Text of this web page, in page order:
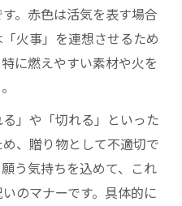
。赤色は活気を表す場合
火事」を連想させるため
に燃えやすい素材や火を
」や「切れる」といった
、贈り物として不適切で
う気持ちを込めて、これ
のマナーです。具体的に